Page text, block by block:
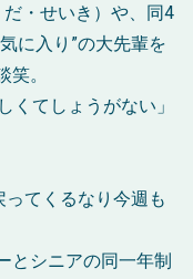
・せいき）や、同4
に入り”の大先輩を
。
くてしょうがない」
ってくるなり今週も
とシニアの同一年制